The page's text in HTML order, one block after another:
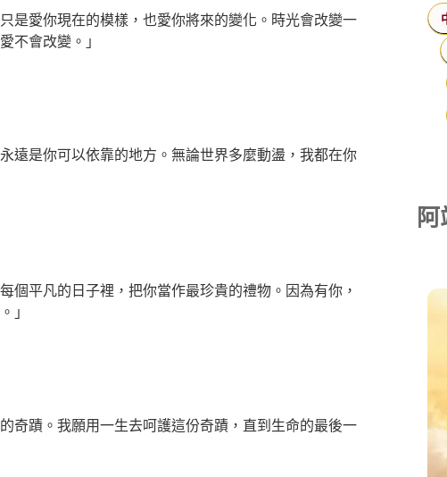
只是愛你現在的模樣，也愛你將來的變化。時光會改變一
不會改變。」
永遠是你可以依靠的地方。無論世界多麼動盪，我都在你
每個平凡的日子裡，把你當作最珍貴的禮物。因為有你，
」
的奇蹟。我願用一生去呵護這份奇蹟，直到生命的最後一